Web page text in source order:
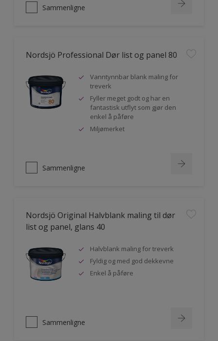
Sammenligne
Nordsjö Professional Dør list og panel 80
Vanntynnbar blank maling for
treverk
Fyller meget godt og har en
fantastisk utflyt som gjør den
enkel å påføre
Miljømerket
Sammenligne
Nordsjö Original Halvblank maling til dør
list og panel, glans 40
Halvblank maling for treverk
Fyldig og med god dekkevne
Enkel å påføre
Sammenligne